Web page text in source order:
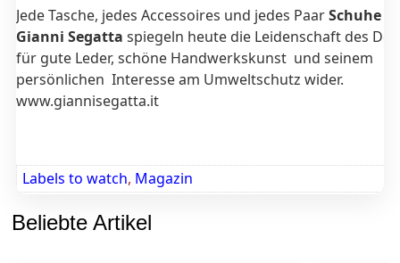
Jede Tasche, jedes Accessoires und jedes PaarSchuhe
Gianni Segatta spiegeln heute die Leidenschaft des
für gute Leder, schöne Handwerkskunst und seinem
persönlichen Interesse am Umweltschutz wider.
www.giannisegatta.it
Labels to watch, Magazin
Beliebte Artikel